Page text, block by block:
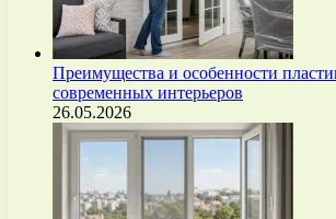
Преимущества и особенности
современных интерьеров
26.05.2026